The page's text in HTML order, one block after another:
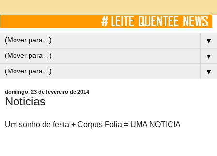
▼
▼
▼
domingo, 23 de fevereiro de 2014
Noticias
Um sonho de festa + Corpus Folia = UMA NOTICIA